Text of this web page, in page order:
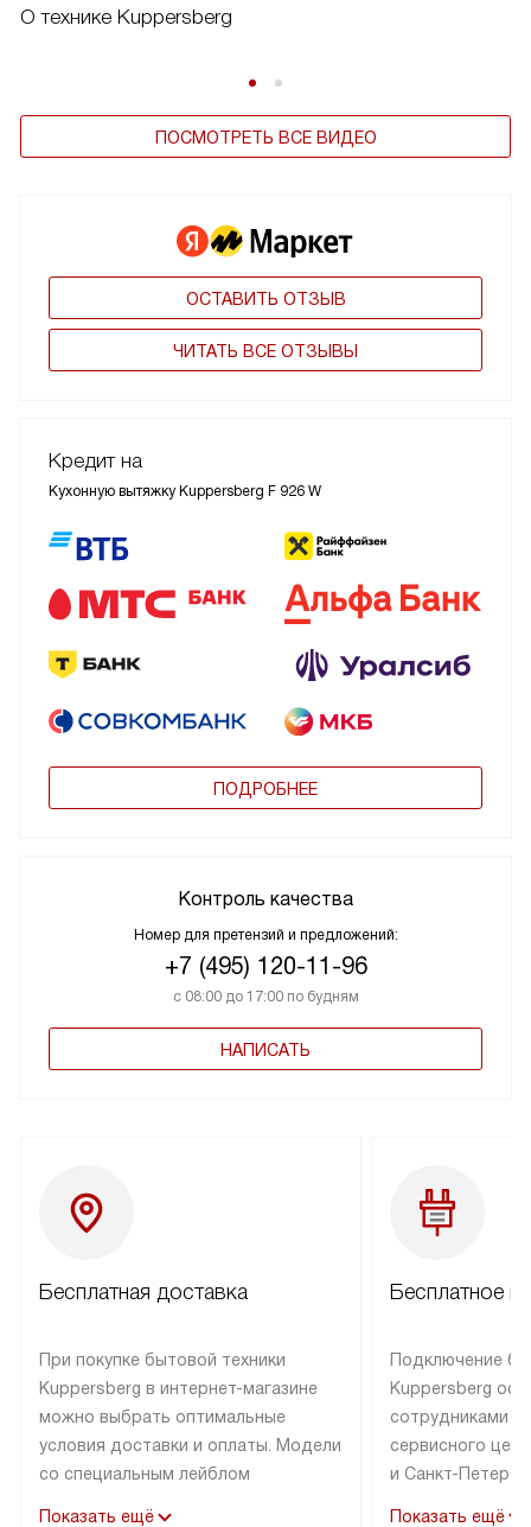
О технике Kuppersberg
ПОСМОТРЕТЬ ВСЕ ВИДЕО
ОСТАВИТЬ ОТЗЫВ
ЧИТАТЬ ВСЕ ОТЗЫВЫ
Кредит на
Кухонную вытяжку Kuppersberg F 926 W
ПОДРОБНЕЕ
Контроль качества
Номер для претензий и предложений:
+7 (495) 120-11-96
с 08:00 до 17:00 по будням
НАПИСАТЬ
Бесплатная доставка
При покупке бытовой техники
Kuppersberg в интернет-магазине
можно выбрать оптимальные
условия доставки и оплаты. Модели
со специальным лейблом
Показать ещё
Бесплатное
Подключение
Kuppersberg
сотрудниками
сервисного
и Санкт-
Показать ещё